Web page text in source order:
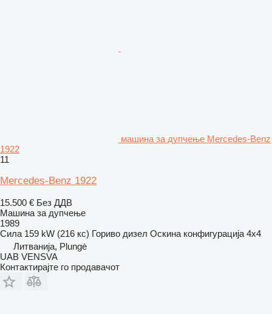
машина за дупчење Mercedes-Benz
1922
11
Mercedes-Benz 1922
15.500 € Без ДДВ
Машина за дупчење
1989
Сила 159 kW (216 кс) Гориво дизел Оскина конфигурација 4x4
Литванија, Plungė
UAB VENSVA
Контактирајте го продавачот